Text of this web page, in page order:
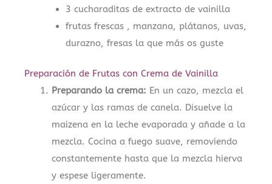
3 cucharaditas de extracto de vainilla
frutas frescas , manzana, plátanos, uvas,
durazno, fresas la que más os guste
Preparación de Frutas con Crema de Vainilla
Preparando la crema: En un cazo, mezcla el
azúcar y las ramas de canela. Disuelve la
maizena en la leche evaporada y añade a la
mezcla. Cocina a fuego suave, removiendo
constantemente hasta que la mezcla hierva
y espese ligeramente.